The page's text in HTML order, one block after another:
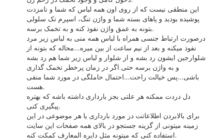
این منطقی نیست که از روی اون همه لباس که شما و نامزدت
پوشیده بودید و پاهای بسته شما و واژن تنگ، اسپرم تک سلولی
بتونه به عمق واژن نفوذ کنه و به تخمک برسه.
درصورت ارتباط جنسی همراه با لباس همه منی به لباس زیر مرد
نفوذ میکنه و بعد از نیم ساعت از بین میره...محاله که بتونه از
شلوارجین ایشون رد بشه و از شلوار و لباس زیر شما هم رد بشه
و به واژن برسه حتی اگر در زمان پرخطر تخمک گذاری
باشی...پس خیالت راحت...احتمال حاملگی در مورد شما منفی
هست.
دل دردت ممکنه هر علتی بجز بارداری داشته باشه که بهتره
پیگیری کنی.
برای بالابردن اطلاعاتت در مورد بارداری یا هر موضوعی در این
زمینه میتونی از گزینه جستجو در بالای همه صفحات این سایت
استفاده کنی که میتونه مثل دایره المعارف کمکت کنه.